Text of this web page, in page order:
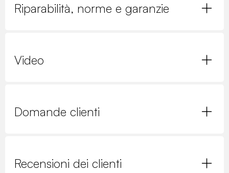
Riparabilità, norme e garanzie
Video
Domande clienti
Recensioni dei clienti